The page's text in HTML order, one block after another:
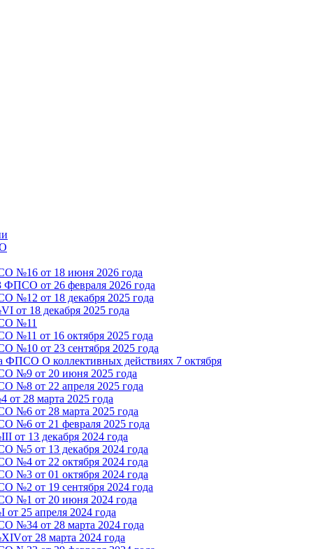
№16 от 18 июня 2026 года
от 26 февраля 2026 года
№12 от 18 декабря 2025 года
от 18 декабря 2025 года
№11
№11 от 16 октября 2025 года
№10 от 23 сентября 2025 года
ФПСО О коллективных действиях 7 октября
№9 от 20 июня 2025 года
№8 от 22 апреля 2025 года
28 марта 2025 года
№6 от 28 марта 2025 года
№6 от 21 февраля 2025 года
13 декабря 2024 года
№5 от 13 декабря 2024 года
№4 от 22 октября 2024 года
№3 от 01 октября 2024 года
№2 от 19 сентября 2024 года
№1 от 20 июня 2024 года
25 апреля 2024 года
№34 от 28 марта 2024 года
28 марта 2024 года